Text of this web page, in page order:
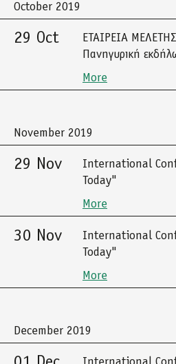
October 2019
29 Oct
ΕΤΑΙΡΕΙΑ
Πανηγυρική
More
November 2019
29 Nov
International
Today"
More
30 Nov
International
Today"
More
December 2019